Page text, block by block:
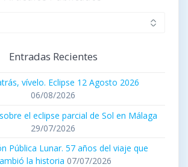
Entradas Recientes
vívelo. Eclipse 12 Agosto 2026
06/08/2026
el eclipse parcial de Sol en Málaga
29/07/2026
Pública Lunar. 57 años del viaje que
la historia 07/07/2026